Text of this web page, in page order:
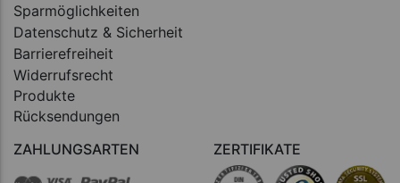
Sparmöglichkeiten
Datenschutz & Sicherheit
Barrierefreiheit
Widerrufsrecht
Produkte
Rücksendungen
ZAHLUNGSARTEN ZERTIFIKATE